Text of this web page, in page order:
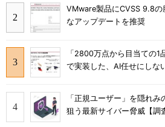
VMware製品にCVSS 9.8
なアップデートを推奨
「2800万点から目当ての
で実装した、AI任せにしな
「正規ユーザー」を隠れ
狙う最新サイバー脅威【調